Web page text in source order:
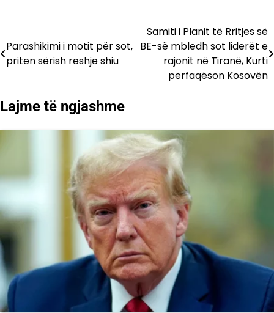
te
Parashikimi i motit për sot,
priten sërish reshje shiu
Samiti i Planit të Rritjes së
BE-së mbledh sot liderët e
rajonit në Tiranë, Kurti
përfaqëson Kosovën
Lajme të ngjashme